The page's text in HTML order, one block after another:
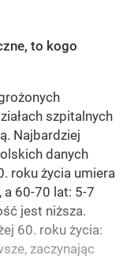
to kogo
szpitalnych
Najbardziej
danych
roku życia umiera
60-70 lat: 5-7
jest niższa.
60. roku życia:
zaczynając